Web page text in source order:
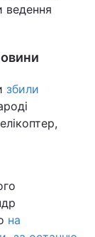
ведення
збили
на